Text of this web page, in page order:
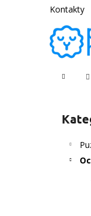
Kontakty
Domů
Zpět
Zpět